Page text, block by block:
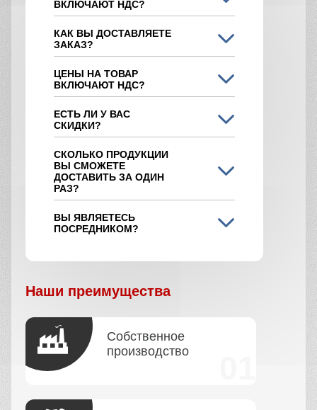
ВКЛЮЧАЮТ НДС?
КАК ВЫ ДОСТАВЛЯЕТЕ
ЗАКАЗ?
ЦЕНЫ НА ТОВАР
ВКЛЮЧАЮТ НДС?
ЕСТЬ ЛИ У ВАС
СКИДКИ?
СКОЛЬКО ПРОДУКЦИИ
ВЫ СМОЖЕТЕ
ДОСТАВИТЬ ЗА ОДИН
РАЗ?
ВЫ ЯВЛЯЕТЕСЬ
ПОСРЕДНИКОМ?
Наши преимущества
Собственное
производство